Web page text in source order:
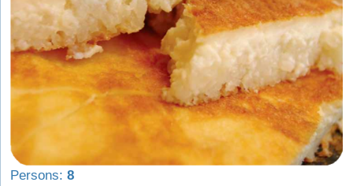
Persons: 8